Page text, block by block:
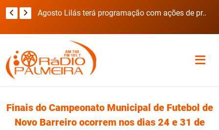
Agosto Lilás terá programação com ações de prevenção e enfrentamento à violência doméstica em Palmeira das Missões
Finais do Campeonato Municipal de Futebol de
Novo Barreiro ocorrem nos dias 24 e 31 de